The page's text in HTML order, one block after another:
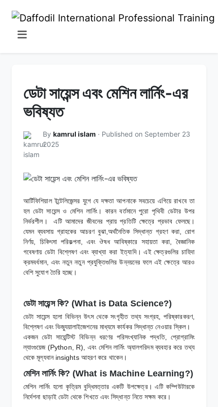
ডেটা সায়েন্স এবং মেশিন লার্নিং-এর
ভবিষ্যত
By kamrul islam · Published on September 23
2025
আর্টিফিশিয়াল ইন্টেলিজেন্সর যুগে যে দক্ষতা আপনাকে সবচেয়ে এগিয়ে রাখবে তা
হল ডেটা সায়েন্স ও মেশিন লার্নিং। কারন বর্তমানে পুরো পৃথিবী ডেটার উপর
নির্ভরশীল। এটি আমাদের জীবনের প্রায় প্রতিটি ক্ষেত্রে প্রভাব ফেলছে।
যেমন ব্যবসায় গ্রাহকের আচরণ বুঝা,অর্থনৈতিক সিদ্ধান্ত গ্রহণ করা, রোগ
নির্ণয়, চিকিৎসা পরিকল্পনা, এবং ঔষধ আবিষ্কারে সহায়তা করা, বৈজ্ঞানিক
গবেষণায় ডেটা বিশ্লেষণ এবং ব্যাখ্যা করা ইত্যাদি। এই ক্ষেত্রগুলির চাহিদা
ক্রমবর্ধমান, এবং নতুন নতুন প্রযুক্তিগুলির উন্নয়নের ফলে এই ক্ষেত্রে আরও
বেশি সুযোগ তৈরি হচ্ছে।
ডেটা সায়েন্স কি? (What is Data Science?)
ডেটা সায়েন্স হলো বিভিন্ন উৎস থেকে সংগৃহীত তথ্য সংগ্রহ, পরিষ্কারকরণ,
বিশ্লেষণ এবং ভিজ্যুয়ালাইজেশনের মাধ্যমে কার্যকর সিদ্ধান্ত নেওয়ার স্কিল।
একজন ডেটা সায়েন্টিস্ট বিভিন্ন ধরণের পরিসংখ্যানিক পদ্ধতি, প্রোগ্রামিং
ল্যাংগুয়েজ (Python, R), এবং মেশিন লার্নিং অ্যালগরিদম ব্যবহার করে তথ্য
থেকে মূল্যবান insights আহরণ করে থাকেন।
মেশিন লার্নিং কি? (What is Machine Learning?)
মেশিন লার্নিং হলো কৃত্রিম বুদ্ধিমত্তার একটি উপক্ষেত্র। এটি কম্পিউটারকে
নির্দেশনা ছাড়াই ডেটা থেকে শিখতে এবং সিদ্ধান্ত নিতে সক্ষম করে।